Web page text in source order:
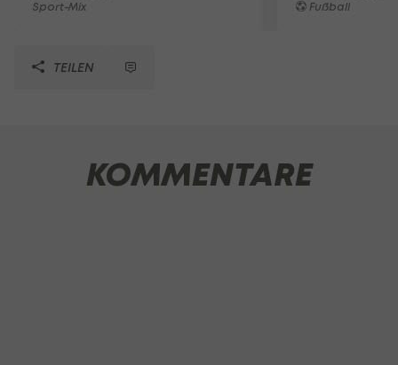
Sport-Mix Fußball
TEILEN
KOMMENTARE